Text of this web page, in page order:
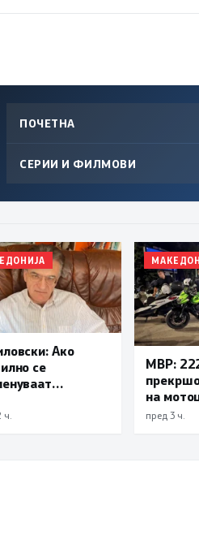
ПОЧЕТНА
СЕРИИ И ФИЛМОВИ
Ако
се
се
МВР:
на
лишени
пред 3 ч.